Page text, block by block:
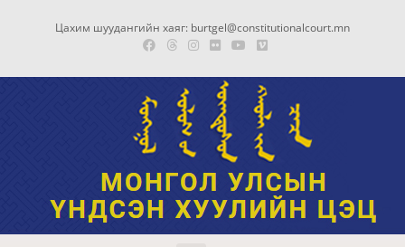
Цахим шуудангийн хаяг: burtgel@constitutionalcourt.mn